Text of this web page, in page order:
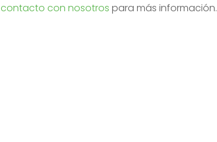
contacto con nosotros para más información.